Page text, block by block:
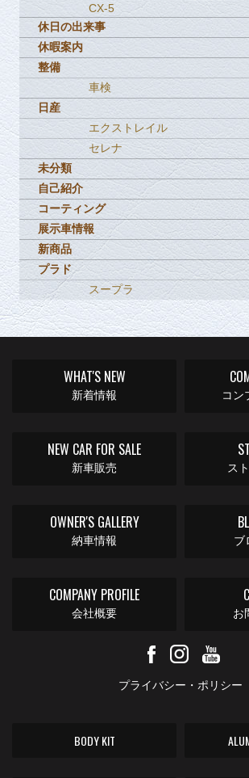
CX-5
休日の出来事
休暇案内
整備
車検
日産
エクストレイル
セレナ
未分類
自己紹介
コーティング
展示車情報
新商品
プラド
スープラ
WHAT'S NEW
新着情報 コン
NEW CAR FOR SALE
新車販売 ス
OWNER'S GALLERY
納車情報 ブ
COMPANY PROFILE
会社概要 お
プライバシー・ポリシー
BODY KIT